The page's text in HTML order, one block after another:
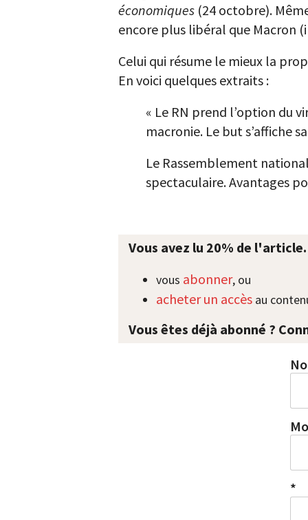
économiques (24 octobre).
encore plus libéral que Macron
Celui qui résume le mieux la
En voici quelques extraits :
« Le RN prend l’option du
macronie. Le but s’affiche
Le Rassemblement
spectaculaire. Avantages
Vous avez lu 20% de
vous abonner, ou
acheter un accès au
Vous êtes déjà abonné ?
*